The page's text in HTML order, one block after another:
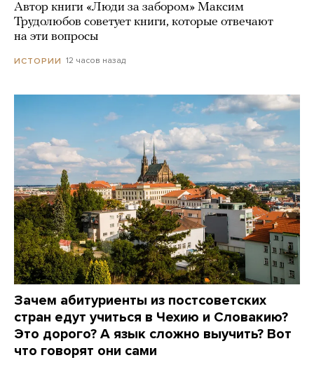
Автор книги «Люди за забором» Максим
Трудолюбов советует книги, которые отвечают
на эти вопросы
ИСТОРИИ 12 часов назад
Зачем абитуриенты из постсоветских
стран едут учиться в Чехию и Словакию?
Это дорого? А язык сложно выучить? Вот
что говорят они сами